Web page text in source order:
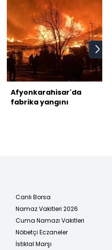
Afyonkarahisar'da
fabrika yangını
Canlı Borsa
Namaz Vakitleri 2026
Cuma Namazı Vakitleri
Nöbetçi Eczaneler
İstiklal Marşı